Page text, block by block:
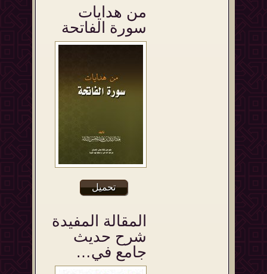
من هدايات
سورة الفاتحة
تحميل
المقالة المفيدة
شرح حديث
جامع في…